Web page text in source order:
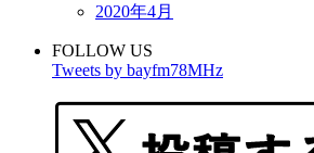
2020年4月
FOLLOW US
Tweets by bayfm78MHz